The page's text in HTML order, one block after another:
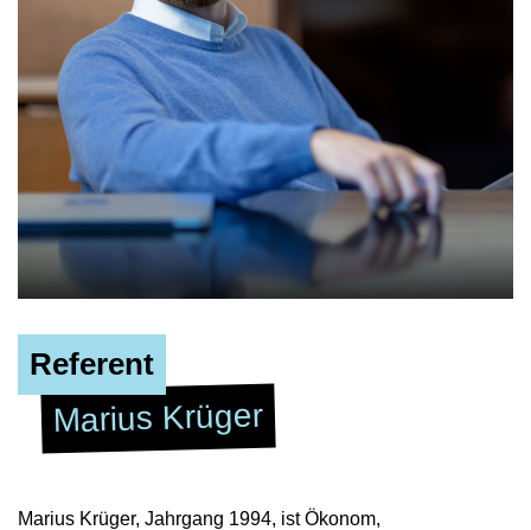
Referent
Marius Krüger
Marius Krüger, Jahrgang 1994, ist Ökonom,